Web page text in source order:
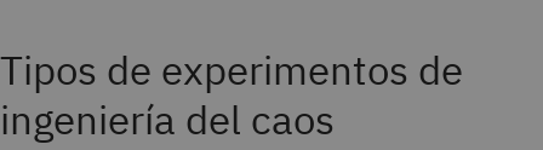
Tipos de experimentos de
ingeniería del caos